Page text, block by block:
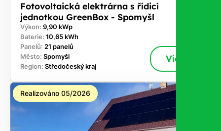
Fotovoltaická elektrárna s řídicí
jednotkou GreenBox - Spomyšl
Výkon: 9,90 kWp
Baterie: 10,65 kWh
Panelů: 21 panelů
Město: Spomyšl
Region: Středočeský kraj
Více
Realizováno 05/2026